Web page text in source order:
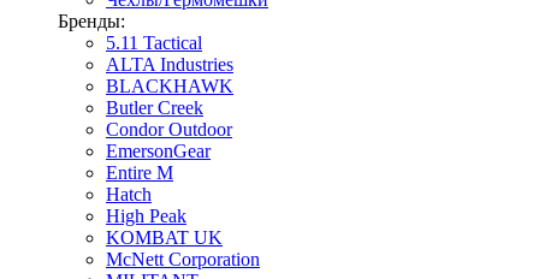
Бренды:
5.11 Tactical
ALTA Industries
BLACKHAWK
Butler Creek
Condor Outdoor
EmersonGear
Entire M
Hatch
High Peak
KOMBAT UK
McNett Corporation